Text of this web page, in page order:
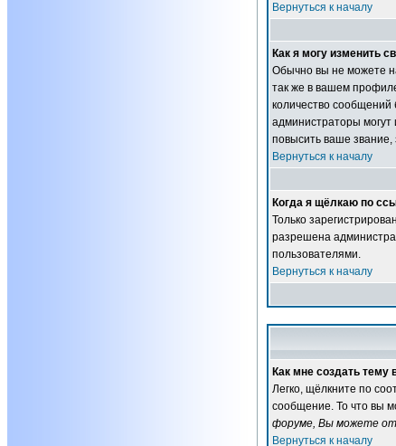
Вернуться к началу
Как я могу изменить
Обычно вы не можете
так же в вашем
количество
администраторы
повысить ваше
Вернуться к началу
Когда я щёлкаю по
Только
разрешена
пользователями.
Вернуться к началу
Как мне создать тему
Легко, щёлкните по
сообщение. То что вы
форуме, Вы можете
Вернуться к началу